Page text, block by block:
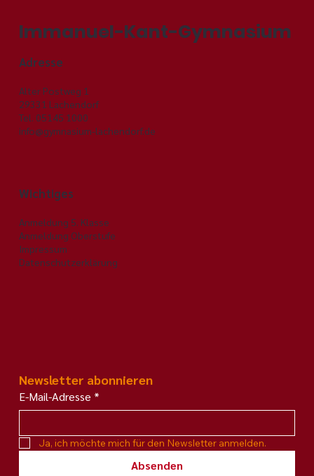
Immanuel-Kant-Gymnasium
Adresse
Alter Postweg 1
29331 Lachendorf
Tel. 05145 1000
info@gymnasium-lachendorf.de
Wichtiges
Anmeldung 5. Klasse
Anmeldung Oberstufe
Impressum
Datenschutzerklärung
Newsletter abonnieren
E-Mail-Adresse *
Ja, ich möchte mich für den Newsletter anmelden.
Absenden